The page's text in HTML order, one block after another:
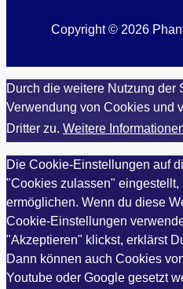
Copyright © 2026
Durch die weitere Nutzung der
Verwendung von Cookies und
Dritter zu. Weitere
Die Cookie-Einstellungen auf
"Cookies zulassen"
ermöglichen. Wenn du diese
Cookie-Einstellungen
"Akzeptieren" klickst, erklärst
Dann können auch Cookies
Youtube oder Google gesetzt